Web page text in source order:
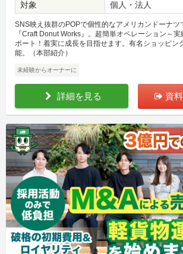
対象 個人・法人
SNS映え抜群のPOPで個性的なアメリカンドーナツ
『Craft Donut Works』。超簡単オペレーション～
ポート！着実に成長を目指せます。有名ショッピン
能。（本部紹介）
未経験からオーナーに
詳細を見る 資